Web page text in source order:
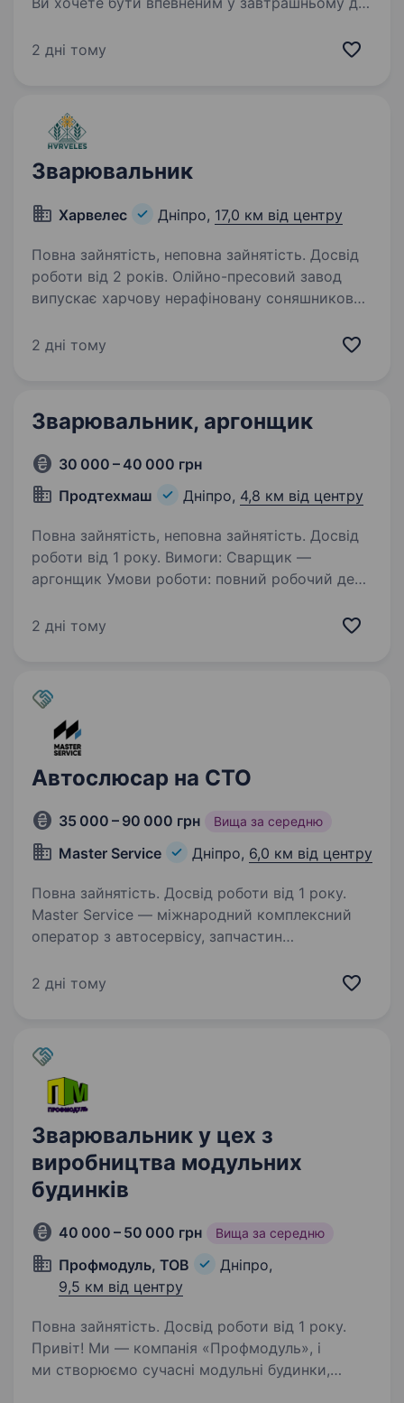
гарантовано отримувати заробітну плату
2 дні тому
Зварювальник
Харвелес Дніпро, 17,0 км від центру
Повна зайнятість, неповна зайнятість. Досвід
роботи від 2 років. Олійно-пресовий завод
випускає харчову нерафіновану соняшникову
та пелету. Ми забезпечуємо виробництво
2 дні тому
Зварювальник, аргонщик
30 000 – 40 000 грн
Продтехмаш
Дніпро, 4,8 км від центру
Повна зайнятість, неповна зайнятість. Досвід
роботи від 1 року. Вимоги: Сварщик —
аргонщик Умови роботи: повний робочий день
аргонщик
2 дні тому
Автослюсар на СТО
35 000 – 90 000 грн Вища за середню
Master Service Дніпро, 6,0 км від центру
Повна зайнятість. Досвід роботи від 1 року.
Master Service — міжнародний комплексний
оператор з автосервісу, запчастин
року. Ми шукаємо тих співробітників,
2 дні тому
Зварювальник у цех з
виробництва модульних
будинків
40 000 – 50 000 грн Вища за середню
Профмодуль, ТОВ
Дніпро,
9,5 км від центру
Повна зайнятість. Досвід роботи від 1 року.
Привіт! Ми — компанія «Профмодуль», і
ми створюємо сучасні модульні будинки,